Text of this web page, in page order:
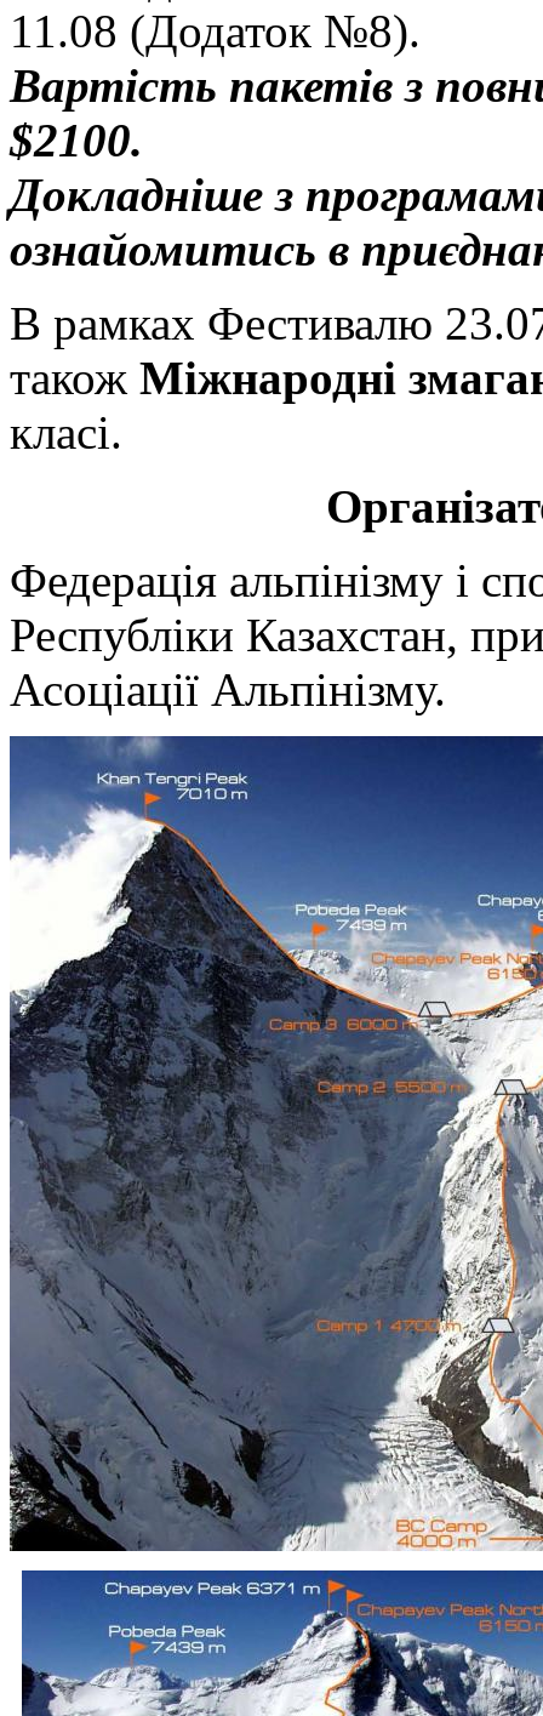
11.08 (Додаток №8).
Вартість пакетів з
$2100.
Докладніше з
ознайомитись в
В рамках Фестивалю
також Міжнародні
класі.
Федерація альпінізму і
Республіки Казахстан,
Асоціації Альпінізму.